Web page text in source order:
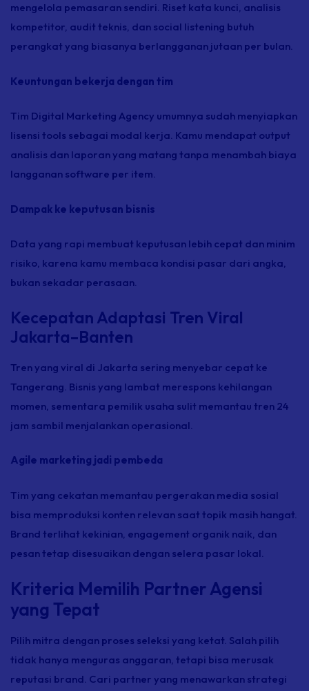
mengelola pemasaran sendiri. Riset kata kunci, analisis
kompetitor, audit teknis, dan social listening butuh
perangkat yang biasanya berlangganan jutaan per bulan.
Keuntungan bekerja dengan tim
Tim Digital Marketing Agency umumnya sudah menyiapkan
lisensi tools sebagai modal kerja. Kamu mendapat output
analisis dan laporan yang matang tanpa menambah biaya
langganan software per item.
Dampak ke keputusan bisnis
Data yang rapi membuat keputusan lebih cepat dan minim
risiko, karena kamu membaca kondisi pasar dari angka,
bukan sekadar perasaan.
Kecepatan Adaptasi Tren Viral
Jakarta–Banten
Tren yang viral di Jakarta sering menyebar cepat ke
Tangerang. Bisnis yang lambat merespons kehilangan
momen, sementara pemilik usaha sulit memantau tren 24
jam sambil menjalankan operasional.
Agile marketing jadi pembeda
Tim yang cekatan memantau pergerakan media sosial
bisa memproduksi konten relevan saat topik masih hangat.
Brand terlihat kekinian, engagement organik naik, dan
pesan tetap disesuaikan dengan selera pasar lokal.
Kriteria Memilih Partner Agensi
yang Tepat
Pilih mitra dengan proses seleksi yang ketat. Salah pilih
tidak hanya menguras anggaran, tetapi bisa merusak
reputasi brand. Cari partner yang menawarkan strategi